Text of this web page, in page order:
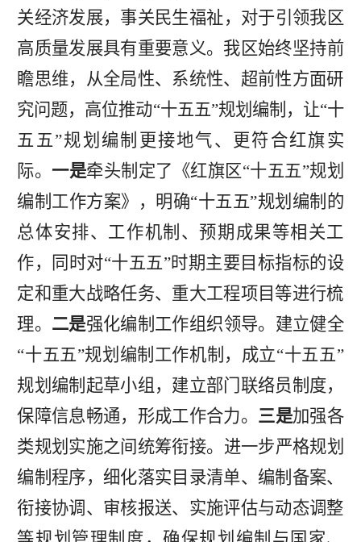
关经济发展，事关民生福祉 ，对于引领我区
高质量发展具有重要意义。我区始终坚持前
瞻思维，从全局性、系统性、超前性方面研
究问题，高位推动“十五五”规划编制，让“十
五五”规划编制更接地气、更符合红旗实
际。 一是牵头制定了《红旗区“十五五”规划
编制工作方案》，明确“十五五”规划编制的
总体安排、工作机制、预期成果等相关工
作，同时对“十五五”时期主要目标指标的设
定和重大战略任务、重大工程项目等进行梳
理。 二是强化编制工作组织领导。 建立健全
“十五五”规划编制工作机制，成立“十五五”
规划编制起草小组，建立部门联络员制度，
保障信息畅通，形成工作合力。 三是加强各
类规划实施之间统筹衔接。 进一步严格规划
编制程序，细化落实目录清单、编制备案、
衔接协调、审核报送、实施评估与动态调整